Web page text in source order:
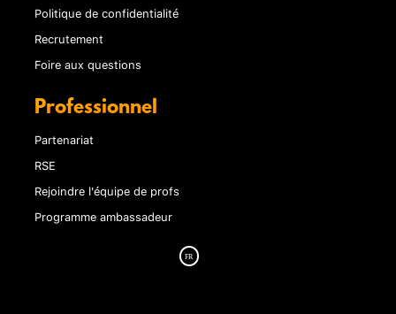
Politique de confidentialité
Recrutement
Foire aux questions
Professionnel
Partenariat
RSE
Rejoindre l'équipe de profs
Programme ambassadeur